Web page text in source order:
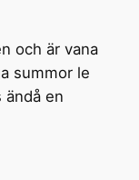
och är vana
summor le
en